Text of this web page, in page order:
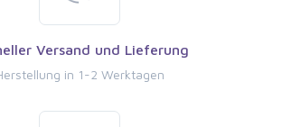
Versand und Lieferung
in 1-2 Werktagen